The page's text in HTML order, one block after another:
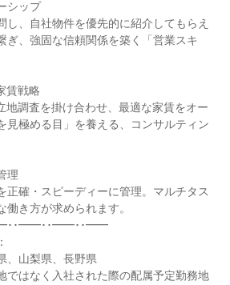
シップ
し、自社物件を優先的に紹介してもらえ
ぎ、強固な信頼関係を築く「営業スキ
賃戦略
地調査を掛け合わせ、最適な家賃をオー
見極める目」を養える、コンサルティン
理
正確・スピーディーに管理。マルチタス
き方が求められます。
･･━━･･━━･･━━
、山梨県、長野県
ではなく入社された際の配属予定勤務地